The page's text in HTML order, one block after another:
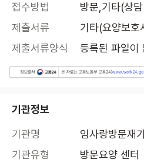
접수방법
방문,기타(상
제출서류
기타(요양보호
제출서류양식
등록된 파일이
기관정보
기관명
임사랑방문재
기관유형
방문요양 센터